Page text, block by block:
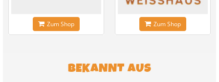
Zum Shop Zum Shop
BEKANNT AUS